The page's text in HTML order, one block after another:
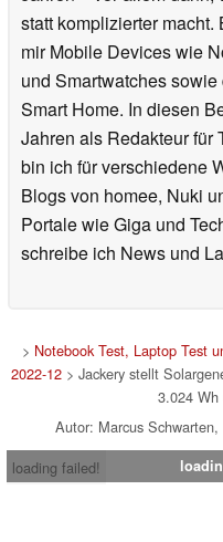
statt komplizierter
mir Mobile Devices wie
und Smartwatches
Smart Home. In diesen
Jahren als Redakteur für
bin ich für verschiedene
Blogs von homee, Nuki
Portale wie Giga und
schreibe ich News und
> Notebook Test, Laptop Test
2022-12 > Jackery stellt
3.024
Autor: Marcus
loading failed!